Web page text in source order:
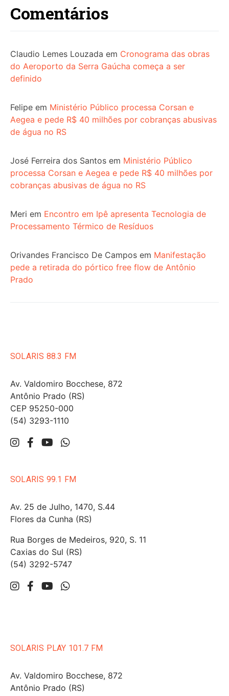
Comentários
Claudio Lemes Louzada em Cronograma das obras
do Aeroporto da Serra Gaúcha começa a ser
definido
Felipe em Ministério Público processa Corsan e
Aegea e pede R$ 40 milhões por cobranças abusivas
de água no RS
José Ferreira dos Santos em Ministério Público
processa Corsan e Aegea e pede R$ 40 milhões por
cobranças abusivas de água no RS
Meri em Encontro em Ipê apresenta Tecnologia de
Processamento Térmico de Resíduos
Orivandes Francisco De Campos em Manifestação
pede a retirada do pórtico free flow de Antônio
Prado
SOLARIS 88.3 FM
Av. Valdomiro Bocchese, 872
Antônio Prado (RS)
CEP 95250-000
(54) 3293-1110
SOLARIS 99.1 FM
Av. 25 de Julho, 1470, S.44
Flores da Cunha (RS)
Rua Borges de Medeiros, 920, S. 11
Caxias do Sul (RS)
(54) 3292-5747
SOLARIS PLAY 101.7 FM
Av. Valdomiro Bocchese, 872
Antônio Prado (RS)